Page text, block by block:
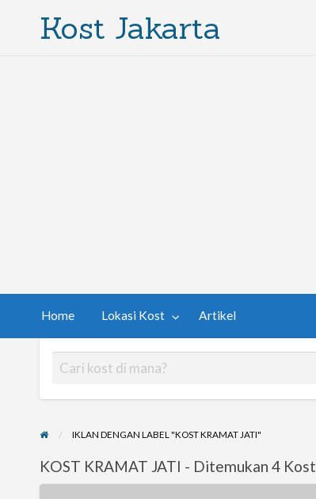
Kost Jakarta
Home Lokasi Kost Artikel
IKLAN DENGAN LABEL "KOST KRAMAT JATI"
KOST KRAMAT JATI - Ditemukan 4 Kost